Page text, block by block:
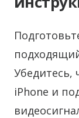
Убедитесь,
iPhone и